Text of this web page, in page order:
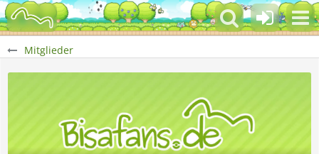
Mitglieder